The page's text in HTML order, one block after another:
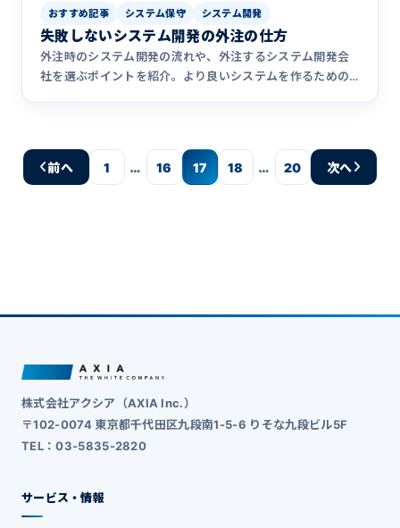
おすすめ記事 システム保守 システム開発
失敗しないシステム開発の外注の仕方
外注時のシステム開発の流れや、外注するシステム開発会
社を選ぶポイントを紹介。より良いシステムを作るための
前へ 1 … 16 17 18 … 20 次へ
株式会社アクシア（AXIA Inc.）
〒102-0074 東京都千代田区九段南1-5-6 りそな九段ビル5F
TEL：03-5835-2820
サービス・情報